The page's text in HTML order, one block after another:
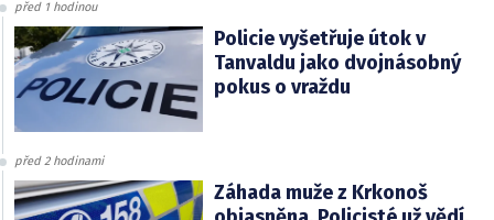
před 1 hodinou
Policie vyšetřuje útok v
Tanvaldu jako dvojnásobný
pokus o vraždu
před 2 hodinami
Záhada muže z Krkonoš